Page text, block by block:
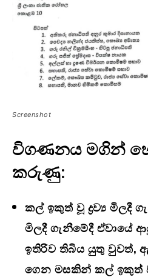
Screenshot
විගණනය මගින්
කරුණු:
කල් ඉකුත් වූ ද්‍රව්‍ය මිලදී
මිලදී ගැනීමේදී ඒවායේ
ඉතිරිව තිබිය යුතු වුවත්,
ගෙන මසකින් කල් ඉකුත්